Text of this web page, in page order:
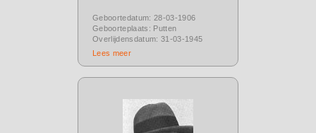
Geboortedatum: 28-03-1906
Geboorteplaats: Putten
Overlijdensdatum: 31-03-1945
Lees meer